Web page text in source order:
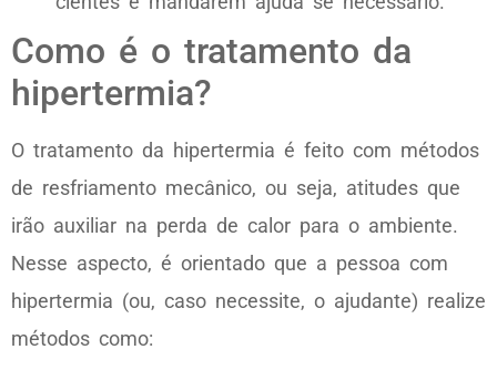
Como é o tratamento da
hipertermia?
O tratamento da hipertermia é feito com métodos
de resfriamento mecânico, ou seja, atitudes que
irão auxiliar na perda de calor para o ambiente.
Nesse aspecto, é orientado que a pessoa com
hipertermia (ou, caso necessite, o ajudante) realize
métodos como: